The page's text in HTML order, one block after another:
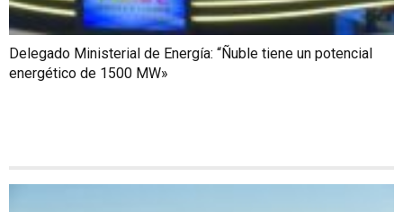
Delegado Ministerial de Energía: “Ñuble tiene un potencial
energético de 1500 MW»